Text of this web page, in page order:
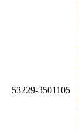
53229-3501105